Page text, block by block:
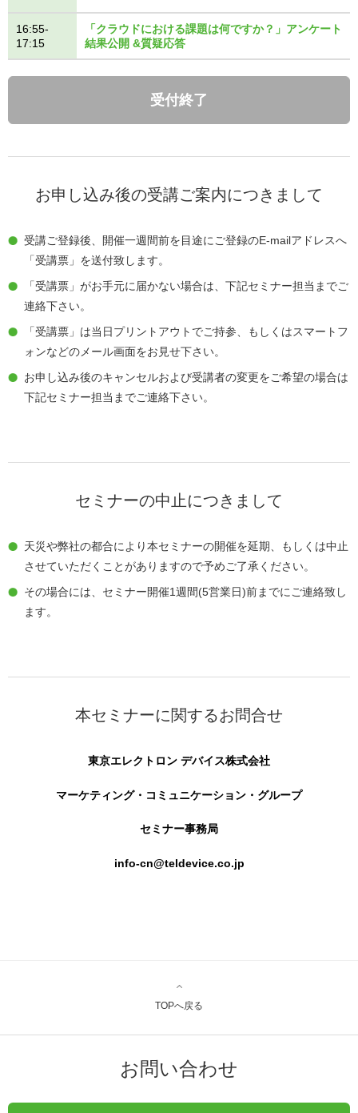
16:55-
17:15
「クラウドにおける課題は何ですか？」アンケート
結果公開 &質疑応答
受付終了
お申し込み後の受講ご案内につきまして
受講ご登録後、開催一週間前を目途にご登録のE-mailアドレスへ
「受講票」を送付致します。
「受講票」がお手元に届かない場合は、下記セミナー担当までご
連絡下さい。
「受講票」は当日プリントアウトでご持参、もしくはスマートフ
ォンなどのメール画面をお見せ下さい。
お申し込み後のキャンセルおよび受講者の変更をご希望の場合は
下記セミナー担当までご連絡下さい。
セミナーの中止につきまして
天災や弊社の都合により本セミナーの開催を延期、もしくは中止
させていただくことがありますので予めご了承ください。
その場合には、セミナー開催1週間(5営業日)前までにご連絡致し
ます。
本セミナーに関するお問合せ
東京エレクトロン デバイス株式会社
マーケティング・コミュニケーション・グループ
セミナー事務局
info-cn@teldevice.co.jp
TOPへ戻る
お問い合わせ